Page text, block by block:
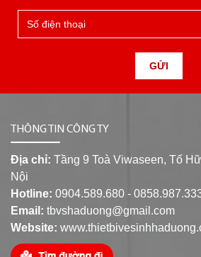
GỬI
THÔNG TIN CÔNG TY
Địa chỉ: Tầng 9 Toà Viwaseen, Tố
Nội
Hotline: 0904.589.680 -
Email: tbvshaduong@gmail.com
Website: